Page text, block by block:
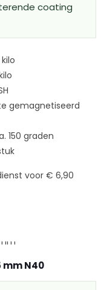
coating
gemagnetiseerd
150 graden
voor € 6,90
mm N40